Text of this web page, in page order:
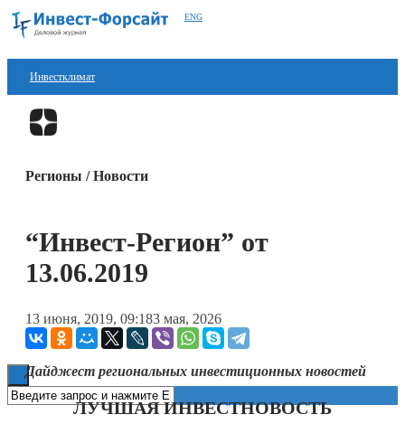
ENG
Инвестклимат
Финансы
Книги
Регионы / Новости
“Инвест-Регион” от
13.06.2019
13 июня, 2019, 09:183 мая, 2026
Дайджест региональных инвестиционных новостей
ЛУЧШАЯ ИНВЕСТНОВОСТЬ